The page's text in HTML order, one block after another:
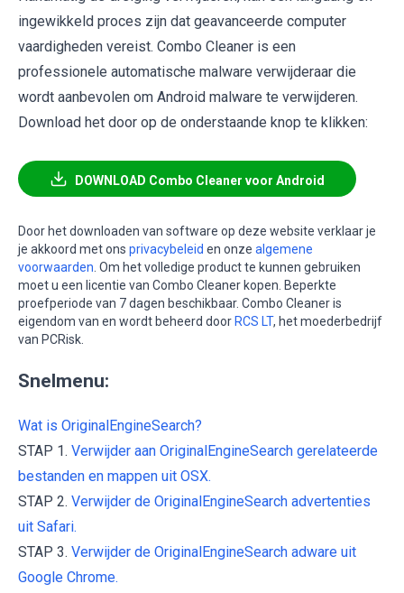
ingewikkeld proces zijn dat geavanceerde computer
vaardigheden vereist. Combo Cleaner is een
professionele automatische malware verwijderaar die
wordt aanbevolen om Android malware te verwijderen.
Download het door op de onderstaande knop te klikken:
DOWNLOAD Combo Cleaner voor Android
Door het downloaden van software op deze website verklaar je
je akkoord met ons privacybeleid en onze algemene
voorwaarden. Om het volledige product te kunnen gebruiken
moet u een licentie van Combo Cleaner kopen. Beperkte
proefperiode van 7 dagen beschikbaar. Combo Cleaner is
eigendom van en wordt beheerd door RCS LT, het moederbedrijf
van PCRisk.
Snelmenu:
Wat is OriginalEngineSearch?
STAP 1. Verwijder aan OriginalEngineSearch gerelateerde
bestanden en mappen uit OSX.
STAP 2. Verwijder de OriginalEngineSearch advertenties
uit Safari.
STAP 3. Verwijder de OriginalEngineSearch adware uit
Google Chrome.